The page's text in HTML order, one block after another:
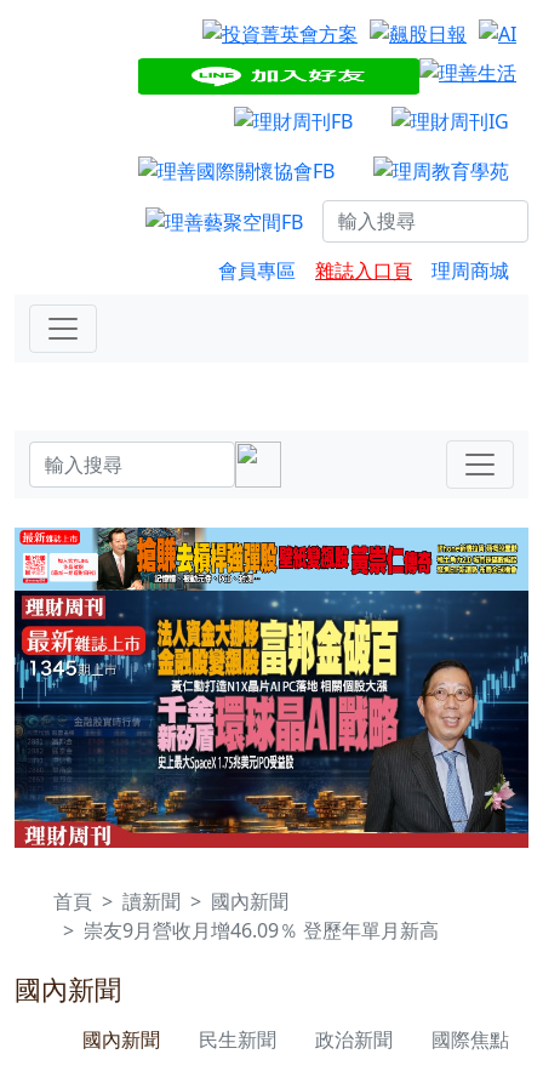
會員專區 雜誌入口頁 理周商城
首頁 讀新聞
國內新聞
崇友9月營收月增46.09％ 登歷年單月新高
國內新聞
國內新聞 民生新聞 政治新聞
國際焦點